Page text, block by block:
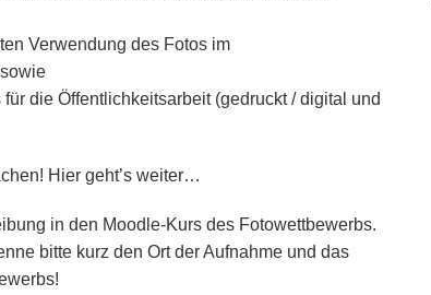
Verwendung des Fotos im
die Öffentlichkeitsarbeit (gedruckt / digital und
Hier geht’s weiter…
in den Moodle-Kurs des Fotowettbewerbs.
bitte kurz den Ort der Aufnahme und das